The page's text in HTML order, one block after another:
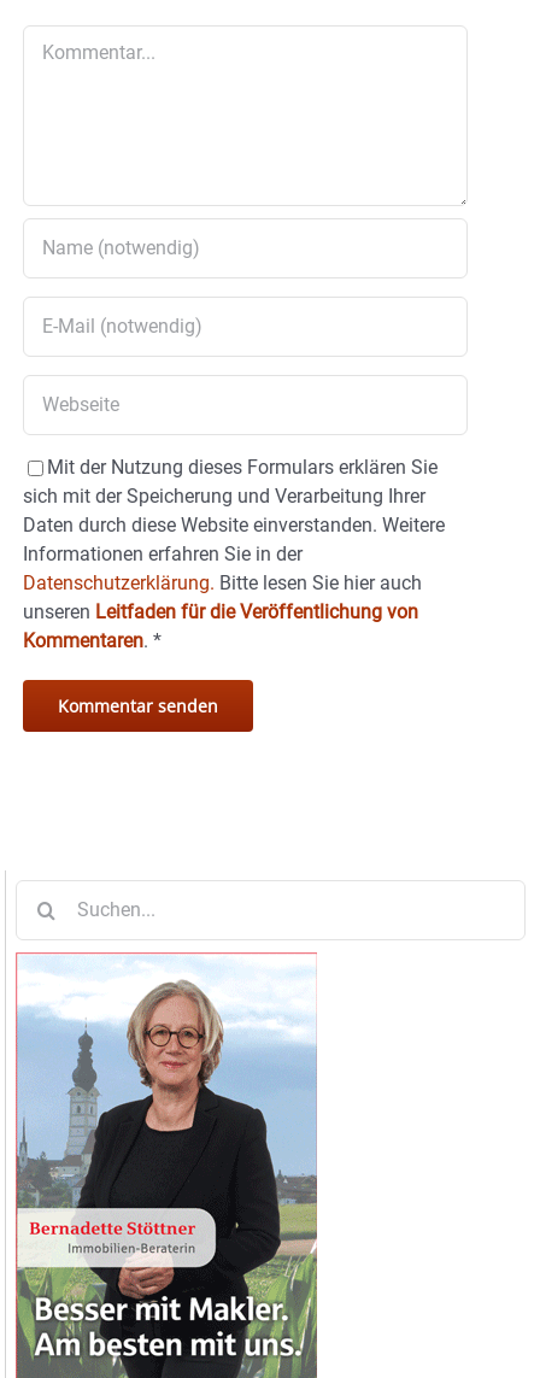
Mit der Nutzung dieses Formulars erklären Sie
sich mit der Speicherung und Verarbeitung Ihrer
Daten durch diese Website einverstanden. Weitere
Informationen erfahren Sie in der
Datenschutzerklärung. Bitte lesen Sie hier auch
unseren Leitfaden für die Veröffentlichung von
Kommentaren. *
nach: